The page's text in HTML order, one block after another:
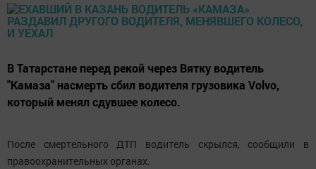
В Татарстане перед рекой через Вятку водитель
"Камаза" насмерть сбил водителя грузовика Volvo,
который менял сдувшее колесо.
После смертельного ДТП водитель скрылся, сообщили в
правоохранительных органах.